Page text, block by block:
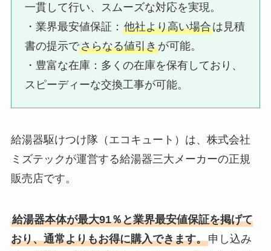
一貫して行い、スムーズな対応を実現。
・業界最安値保証：​他社より高い場合は見積
書の提示でさらなる値引きが可能。
・豊富な在庫：​多くの在庫を保有しており、
スピーディーな交換工事が可能。
給湯器駆けつけ隊（エコキュート）は、株式会社
ミズテックが運営する給湯器三大メーカーの正規
販売店です。
給湯器本体が最大91％と業界最安値保証を掲げて
おり、通常よりもお得に購入できます。申し込み